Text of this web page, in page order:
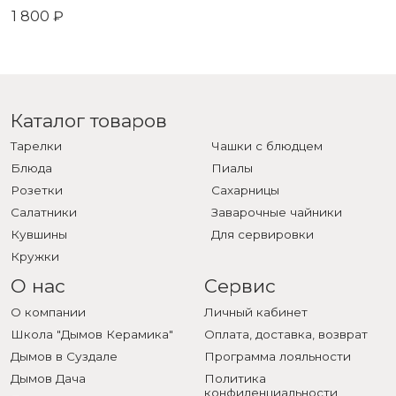
1 800 ₽
Каталог товаров
Тарелки
Блюда
Розетки
Салатники
Кувшины
Кружки
Чашки с блюдцем
Пиалы
Сахарницы
Заварочные чайники
Для сервировки
О нас
О компании
Школа "Дымов Керамика"
Дымов в Суздале
Дымов Дача
Сервис
Личный кабинет
Оплата, доставка, возврат
Программа лояльности
Политика
конфиденциальности